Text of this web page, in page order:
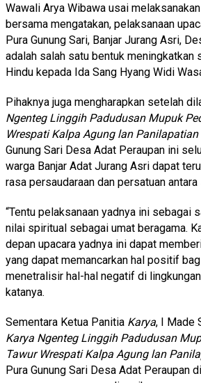
Wawali Arya Wibawa usai
bersama mengatakan, pelaksanaan
Pura Gunung Sari, Banjar Jurang Asri,
adalah salah satu bentuk meningkatkan
Hindu kepada Ida Sang Hyang Widi
Pihaknya juga mengharapkan setelah
Ngenteg Linggih Padudusan Mupuk
Wrespati Kalpa Agung lan
Gunung Sari Desa Adat Peraupan ini
warga Banjar Adat Jurang Asri dapat
rasa persaudaraan dan persatuan
“Tentu pelaksanaan yadnya ini sebagai
nilai spiritual sebagai umat beragama.
depan upacara yadnya ini dapat
yang dapat memancarkan hal positif
menetralisir hal-hal negatif di
katanya.
Sementara Ketua Panitia Karya, I Made
Karya Ngenteg Linggih Padudusan
Tawur Wrespati Kalpa Agung lan
Pura Gunung Sari Desa Adat Peraupan